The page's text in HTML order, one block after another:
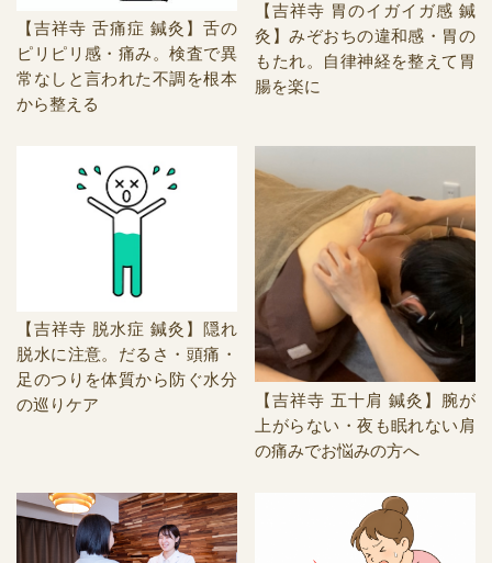
【吉祥寺 舌痛症 鍼灸】舌の
ピリピリ感・痛み。検査で異
常なしと言われた不調を根本
から整える
【吉祥寺 胃のイガイガ感 鍼
灸】みぞおちの違和感・胃の
もたれ。自律神経を整えて胃
腸を楽に
【吉祥寺 脱水症 鍼灸】隠れ
脱水に注意。だるさ・頭痛・
足のつりを体質から防ぐ水分
の巡りケア
【吉祥寺 五十肩 鍼灸】腕が
上がらない・夜も眠れない肩
の痛みでお悩みの方へ